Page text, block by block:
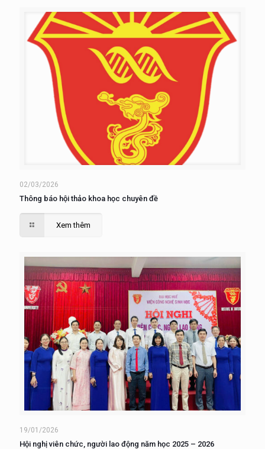
02/03/2026
Thông báo hội thảo khoa học chuyên đề
Xem thêm
19/01/2026
Hội nghị viên chức, người lao động năm học 2025 – 2026